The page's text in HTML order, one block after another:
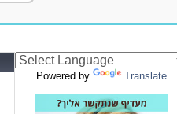
Powered by Translate